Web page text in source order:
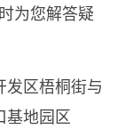
为您解答疑
区梧桐街与
基地园区